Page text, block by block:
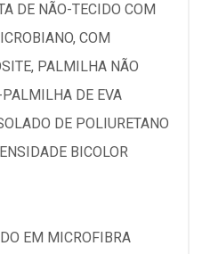
DE NÃO-TECIDO COM
COM
PALMILHA NÃO
DE EVA
DE POLIURETANO
BICOLOR
EM MICROFIBRA